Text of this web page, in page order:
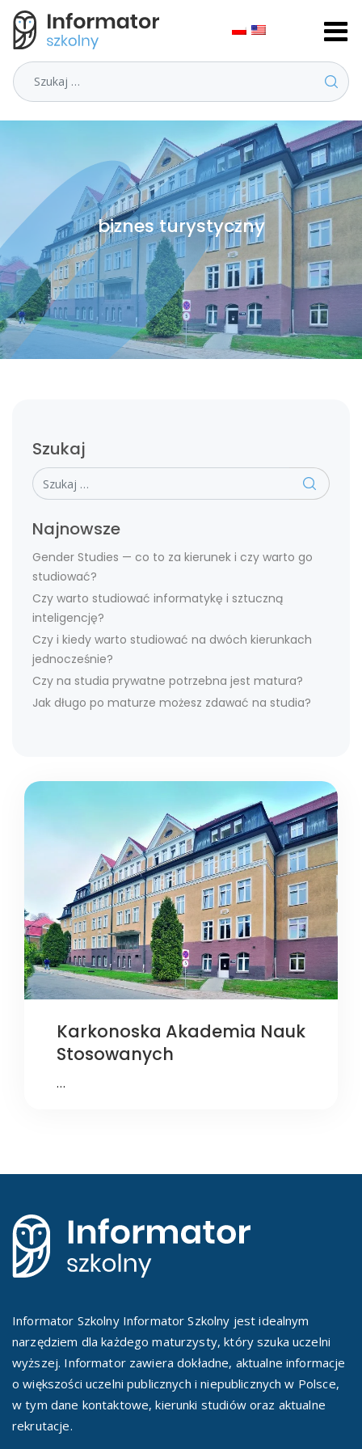
Szukaj
biznes turystyczny
Szukaj
Szukaj
Najnowsze
Gender Studies — co to za kierunek i czy warto go
studiować?
Czy warto studiować informatykę i sztuczną
inteligencję?
Czy i kiedy warto studiować na dwóch kierunkach
jednocześnie?
Czy na studia prywatne potrzebna jest matura?
Jak długo po maturze możesz zdawać na studia?
Karkonoska Akademia Nauk
Stosowanych
…
Informator Szkolny Informator Szkolny jest idealnym
narzędziem dla każdego maturzysty, który szuka uczelni
wyższej. Informator zawiera dokładne, aktualne informacje
o większości uczelni publicznych i niepublicznych w Polsce,
w tym dane kontaktowe, kierunki studiów oraz aktualne
rekrutacje.